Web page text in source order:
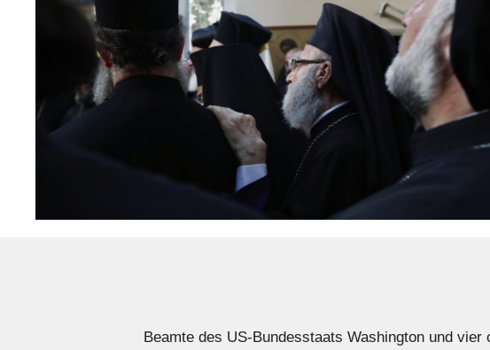
Beamte des US-Bundesstaats Washington und